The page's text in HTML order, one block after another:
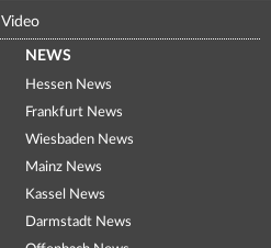
Video
NEWS
Hessen News
Frankfurt News
Wiesbaden News
Mainz News
Kassel News
Darmstadt News